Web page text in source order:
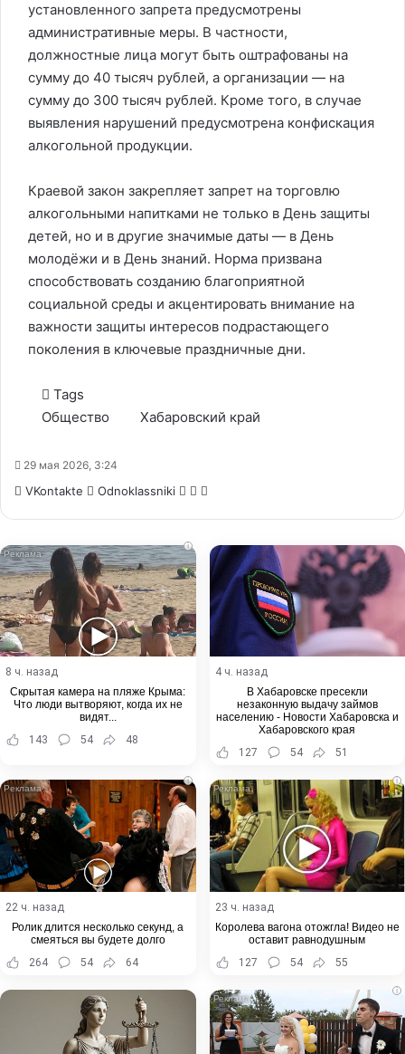
установленного запрета предусмотрены
административные меры. В частности,
должностные лица могут быть оштрафованы на
сумму до 40 тысяч рублей, а организации — на
сумму до 300 тысяч рублей. Кроме того, в случае
выявления нарушений предусмотрена конфискация
алкогольной продукции.
Краевой закон закрепляет запрет на торговлю
алкогольными напитками не только в День защиты
детей, но и в другие значимые даты — в День
молодёжи и в День знаний. Норма призвана
способствовать созданию благоприятной
социальной среды и акцентировать внимание на
важности защиты интересов подрастающего
поколения в ключевые праздничные дни.
Tags
Общество
Хабаровский край
29 мая 2026, 3:24
VKontakte Odnoklassniki WhatsApp
Telegram
i
8 ч. назад
Скрытая камера на пляже Крыма:
Что люди вытворяют, когда их не
видят...
143
54 48
4 ч. назад
В Хабаровске пресекли
незаконную выдачу займов
населению - Новости Хабаровска и
Хабаровского края
127
54 51
i
22 ч. назад
Ролик длится несколько секунд, а
смеяться вы будете долго
264
54 64
i
23 ч. назад
Королева вагона отожгла! Видео не
оставит равнодушным
127
54 55
i